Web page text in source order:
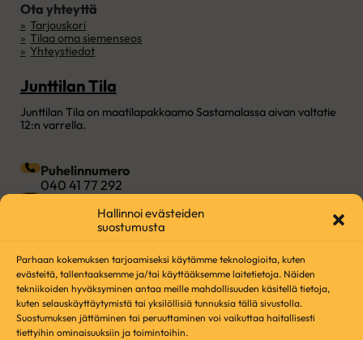
Hallinnoi evästeiden
suostumusta
Parhaan kokemuksen tarjoamiseksi käytämme teknologioita, kuten
evästeitä, tallentaaksemme ja/tai käyttääksemme laitetietoja. Näiden
tekniikoiden hyväksyminen antaa meille mahdollisuuden käsitellä tietoja,
kuten selauskäyttäytymistä tai yksilöllisiä tunnuksia tällä sivustolla.
Suostumuksen jättäminen tai peruuttaminen voi vaikuttaa haitallisesti
tiettyihin ominaisuuksiin ja toimintoihin.
Junttilan Tila
Junttilan Tila on maatilapakkaamo Sastamalassa aivan valtatie
12:n varrella.
Puhelinnumero
040 41 77 292
info@junttilantila.fi
Seuraa meitä Facebookissa
Seuraa meitä Instagramissa
Seuraa meitä YouTubessa
Seuraa meitä TikTokissa
Ota yhteyttä
Tarjouskori
Tilaa oma siemenseos
Yhteystiedot
Luomuvalvonnan asiakirjat
Asetuksen (EU) 2018/848 35 artiklan 1 kohdan mukainen